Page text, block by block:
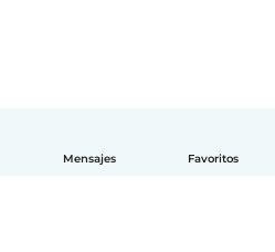
Mensajes Favoritos